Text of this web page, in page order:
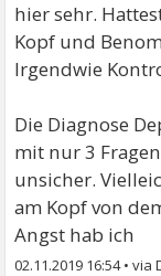
hier sehr.
Kopf und
Irgendwie
Die Diagnose
mit nur 3
unsicher.
am Kopf von
Angst hab ich
02.11.2019 16:54•